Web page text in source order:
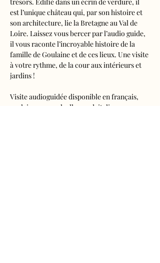
est l’unique château qui, par son histoire et
son architecture, lie la Bretagne au Val de
Loire. Laissez vous bercer par l’audio guide,
il vous raconte l’incroyable histoire de la
famille de Goulaine et de ces lieux. Une visite
à votre rythme, de la cour aux intérieurs et
jardins !
Visite audioguidée disponible en français,
anglais, espagnol, allemand, italien,